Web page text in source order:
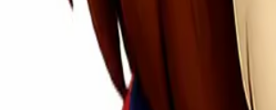
kami di nomor kontak yang tersedia di situs
Express untuk melakukan pemesanan
dari Lionel Express adalah solusi
barang Anda sampai tepat waktu dan